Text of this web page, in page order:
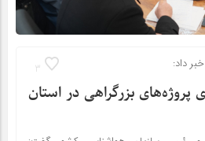
3 داد:
بزرگراهی در استان